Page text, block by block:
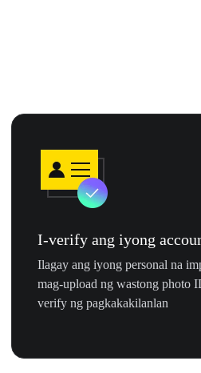
I-verify ang iyong
Ilagay ang iyong personal na
mag-upload ng wastong photo
verify ng pagkakakilanlan